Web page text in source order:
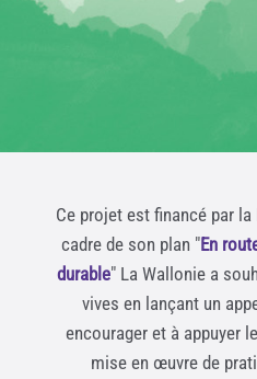
Ce projet est financé par
cadre de son plan "En
durable" La Wallonie a
vives en lançant un
encourager et à appuyer
mise en œuvre de